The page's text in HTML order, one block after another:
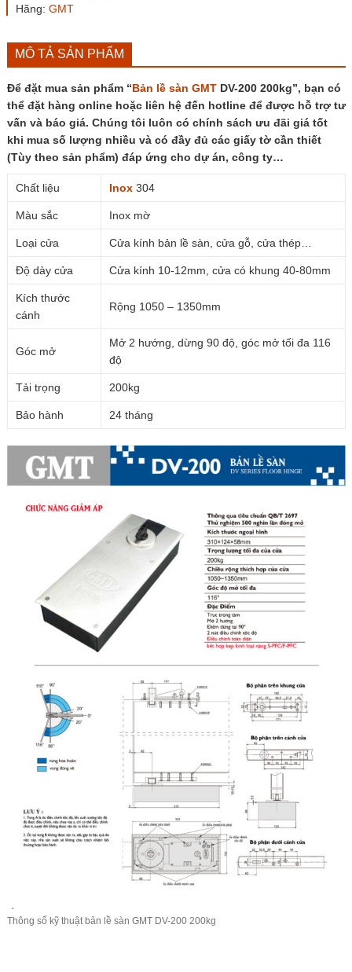
lượng
Hãng: GMT
MÔ TẢ SẢN PHẨM
Để đặt mua sản phẩm “Bản lề sàn GMTDV-200 200kg”, bạn có
thể đặt hàng online hoặc liên hệ đến hotline để được hỗ trợ tư
vấn và báo giá. Chúng tôi luôn có chính sách ưu đãi giá tốt
khi mua số lượng nhiều và có đầy đủ các giấy tờ cần thiết
(Tùy theo sản phẩm) đáp ứng cho dự án, công ty…
Chất liệu Inox304
Màu sắc Inox mờ
Loại cửa Cửa kính bản lề sàn, cửa gỗ, cửa thép…
Độ dày cửa Cửa kính 10-12mm, cửa có khung 40-80mm
Kích thước
cánh
Rộng 1050 – 1350mm
Góc mở
Mở 2 hướng, dừng 90 độ, góc mở tối đa 116
độ
Tải trọng 200kg
Bảo hành 24 tháng
Thông số kỹ thuật bản lề sàn GMTDV-200 200kg